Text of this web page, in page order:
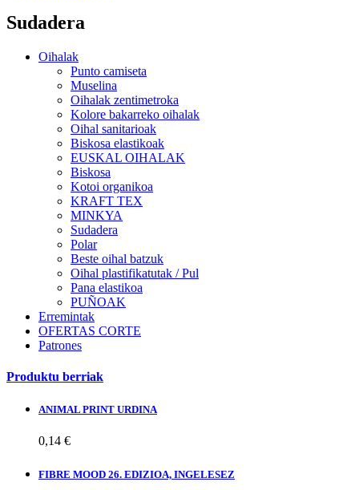
Sudadera
Oihalak
Punto camiseta
Muselina
Oihalak zentimetroka
Kolore bakarreko oihalak
Oihal sanitarioak
Biskosa elastikoak
EUSKAL OIHALAK
Biskosa
Kotoi organikoa
KRAFT TEX
MINKYA
Sudadera
Polar
Beste oihal batzuk
Oihal plastifikatutak / Pul
Pana elastikoa
PUÑOAK
Erremintak
OFERTAS CORTE
Patrones
Produktu berriak
ANIMAL PRINT URDINA
0,14 €
FIBRE MOOD 26. EDIZIOA, INGELESEZ